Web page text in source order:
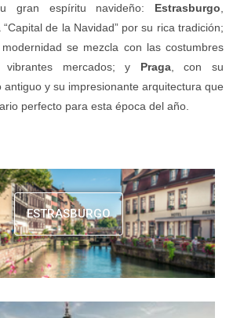
gran espíritu navideño: Estrasburgo
de la Navidad” por su rica tradición;
modernidad se mezcla con las costumbres
mercados; y Praga, con su
antiguo y su impresionante arquitectura que
perfecto para esta época del año.
ESTRASBURGO